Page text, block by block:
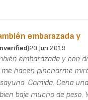
embarazada y
20 Jun 2019
embarazada y con
me hacen pincharme
Comida. Cena
baje mucho de peso.